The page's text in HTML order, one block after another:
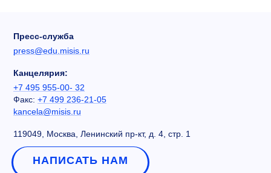
Пресс-служба
press@edu.misis.ru
Канцелярия:
+7 495 955-00- 32
Факс: +7 499 236-21-05
kancela@misis.ru
119049, Москва, Ленинский пр-кт, д. 4, стр. 1
НАПИСАТЬ НАМ